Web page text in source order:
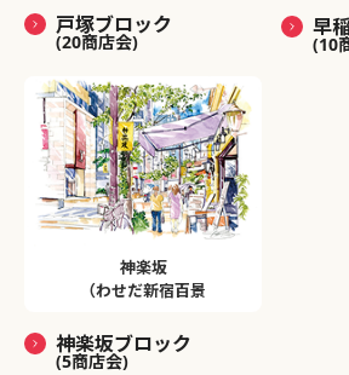
戸塚ブロック
(20商店会)
早
(10
神楽坂
（わせだ新宿百景
神楽坂ブロック
(5商店会)